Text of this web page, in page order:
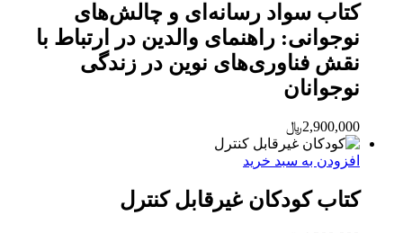
کتاب سواد رسانه‌ای و چالش‌های
نوجوانی: راهنمای والدین در ارتباط با
نقش فناوری‌های نوین در زندگی
نوجوانان
2,900,000﷼
افزودن به سبد خرید
کتاب کودکان غیر‌قابل کنترل